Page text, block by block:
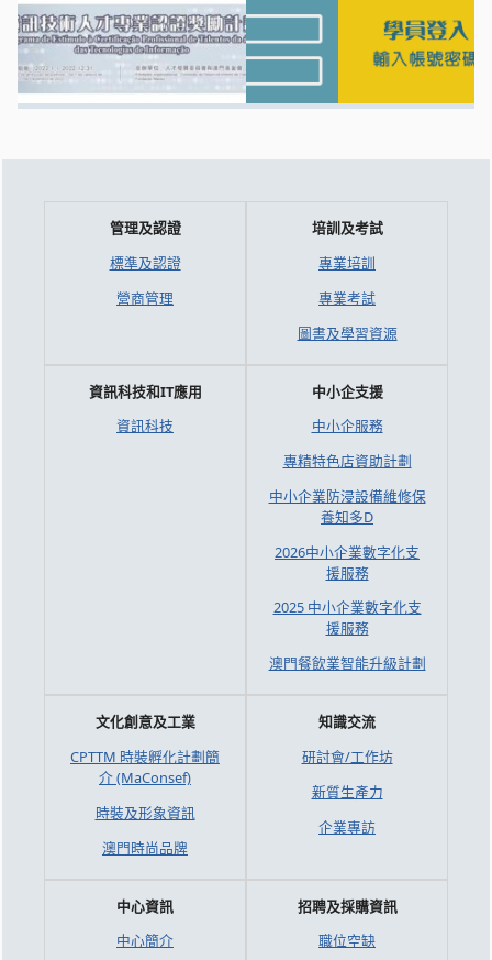
管理及認證
標準及認證
營商管理
培訓及考試
專業培訓
專業考試
圖書及學習資源
資訊科技和IT應用
資訊科技
中小企支援
中小企服務
專精特色店資助計劃
中小企業防浸設備維修保
養知多D
2026中小企業數字化支
援服務
2025 中小企業數字化支
援服務
澳門餐飲業智能升級計劃
文化創意及工業
CPTTM 時裝孵化計劃簡
介 (MaConsef)
時裝及形象資訊
澳門時尚品牌
知識交流
研討會/工作坊
新質生產力
企業專訪
中心資訊
中心簡介
招聘及採購資訊
職位空缺